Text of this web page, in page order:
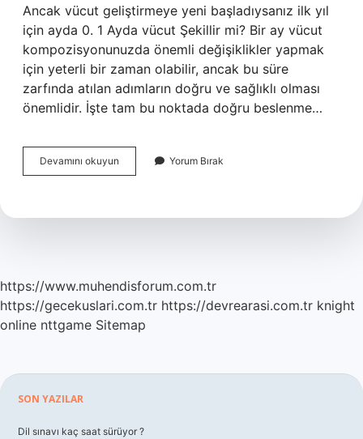
Ancak vücut geliştirmeye yeni başladıysanız ilk yıl
için ayda 0. 1 Ayda vücut Şekillir mi? Bir ay vücut
kompozisyonunuzda önemli değişiklikler yapmak
için yeterli bir zaman olabilir, ancak bu süre
zarfında atılan adımların doğru ve sağlıklı olması
önemlidir. İşte tam bu noktada doğru beslenme…
Devamını okuyun
Ayda
Mümkün
Yorum Bırak
https://www.muhendisforum.com.tr
https://gecekuslari.com.tr https://devrearasi.com.tr knight
online nttgame Sitemap
Sidebar
SON YAZILAR
Dil sınavı kaç saat sürüyor ?